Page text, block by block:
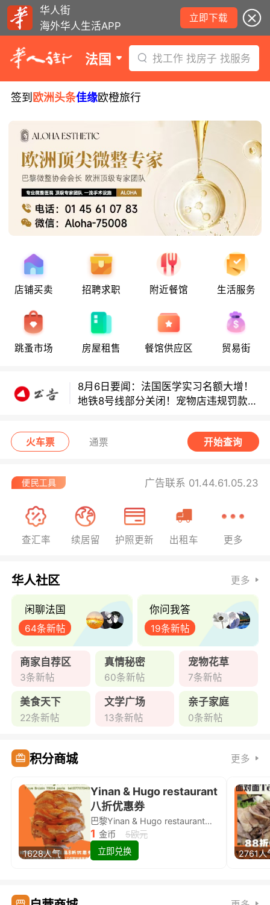
华人街
海外华人生活APP
立即下载
法国 找工作 找房子 找服务
签到 欧洲头条佳缘欧橙旅行
店铺买卖 招聘求职 附近餐馆 生活服务
跳蚤市场 房屋租售 餐馆供应区 贸易街
8月6日要闻：法国医学实习名额大增！
炉！
巴黎地铁音乐家海选启动！
8月6日要闻：法国医学实习名额大增！
地铁8号线部分关闭！宠物店违规罚款出
炉！
巴黎地铁音乐家海选启动！
火车票 通票 开始查询
广告联系 01.44.61.05.23
查汇率 续居留 护照更新 出租车 更多
华人社区 更多
闲聊法国
64条新帖
你问我答
19条新帖
商家自荐区
3条新帖
真情秘密
60条新帖
宠物花草
7条新帖
美食天下
22条新帖
文学广场
13条新帖
亲子家庭
0条新帖
积分商城 更多
1628人气
Yinan & Hugo restaurant
八折优惠券
巴黎Yinan & Hugo restaurant除简餐类全场8折
1 金币
5欧元
立即兑换
2761人